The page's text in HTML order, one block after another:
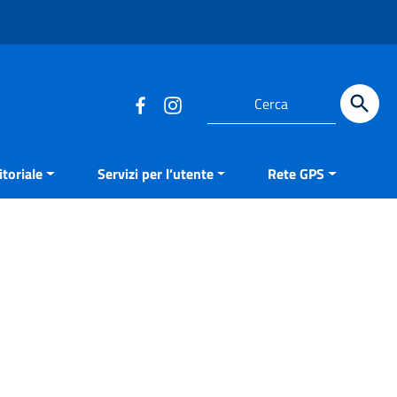
Cerca
Servizi per l’utente Rete GPS